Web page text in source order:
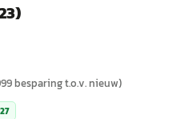
)
besparing t.o.v. nieuw)